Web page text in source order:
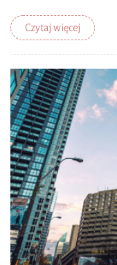
Czytaj więcej